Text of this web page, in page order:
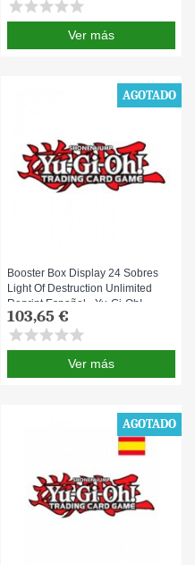
starstarstarstarstar
Ver más
Booster Box Display 24 Sobres
Light Of Destruction Unlimited
Reprint Español - Yu-Gi-Oh!
103,65 €
starstarstarstarstar
Ver más
AGOTADO
AGOTADO